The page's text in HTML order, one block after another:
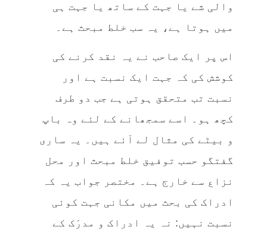
والی شے یا جہت کے ساتھ یا جہت ہی
میں ہوتا ہے، یہ سب خلط مبحث ہے۔
اس پر ایک صاحب نے یہ نقد کرنے کی
کوشش کی کہ جہت ایک نسبت ہے اور
نسبت تب متحقق ہوتی ہے جب دو طرف
کچھ ہو۔ اسے سمجھانے کے لئے وہ باپ
و بیٹے کی مثال لے آئے ہیں۔ یہ ساری
گفتگو حسب توفیق خلط مبحث اور محل
نزاع سے خارج ہے۔ مختصر جواب یہ کہ
ادراک کی بحث میں مکانی جہت کوئی
نسبت نہیں: نہ یہ ادراک و مدرَک کے